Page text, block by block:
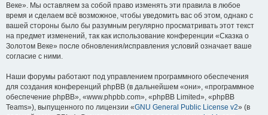
Веке». Мы оставляем за собой право изменять эти правила в любое
время и сделаем всё возможное, чтобы уведомить вас об этом, однако с
вашей стороны было бы разумным регулярно просматривать этот текст
на предмет изменений, так как использование конференции «Сказка о
Золотом Веке» после обновления/исправления условий означает ваше
согласие с ними.
Наши форумы работают под управлением программного обеспечения
для создания конференций phpBB (в дальнейшем «они», «программное
обеспечение phpBB», «www.phpbb.com», «phpBB Limited», «phpBB
Teams»), выпущенного по лицензии «GNU General Public License v2» (в